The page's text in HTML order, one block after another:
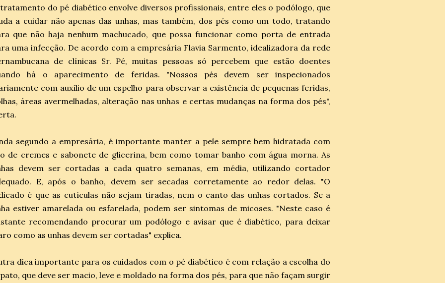
do pé diabético envolve diversos profissionais, entre eles o podólogo, que
a cuidar não apenas das unhas, mas também, dos pés como um todo, tratando
que não haja nenhum machucado, que possa funcionar como porta de entrada
uma infecção. De acordo com a empresária Flavia Sarmento, idealizadora da rede
de clínicas Sr. Pé, muitas pessoas só percebem que estão doentes
há o aparecimento de feridas. "Nossos pés devem ser inspecionados
com auxílio de um espelho para observar a existência de pequenas feridas,
áreas avermelhadas, alteração nas unhas e certas mudanças na forma dos pés",
segundo a empresária, é importante manter a pele sempre bem hidratada com
de cremes e sabonete de glicerina, bem como tomar banho com água morna. As
devem ser cortadas a cada quatro semanas, em média, utilizando cortador
E, após o banho, devem ser secadas corretamente ao redor delas. "O
é que as cutículas não sejam tiradas, nem o canto das unhas cortados. Se a
estiver amarelada ou esfarelada, podem ser sintomas de micoses. "Neste caso é
recomendando procurar um podólogo e avisar que é diabético, para deixar
como as unhas devem ser cortadas" explica.
dica importante para os cuidados com o pé diabético é com relação a escolha do
que deve ser macio, leve e moldado na forma dos pés, para que não façam surgir